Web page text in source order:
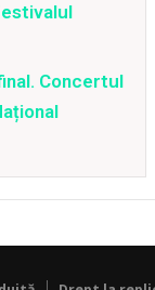
Concertul